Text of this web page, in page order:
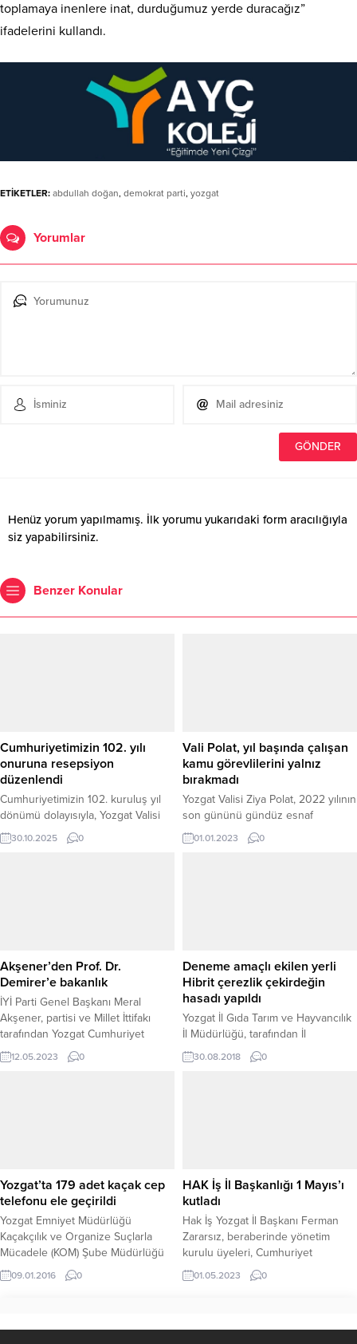
toplamaya inenlere inat, durduğumuz yerde duracağız”
ifadelerini kullandı.
ETİKETLER: abdullah doğan, demokrat parti, yozgat
Yorumlar
Henüz yorum yapılmamış. İlk yorumu yukarıdaki form aracılığıyla
siz yapabilirsiniz.
Benzer Konular
Cumhuriyetimizin 102. yılı
onuruna resepsiyon
düzenlendi
Cumhuriyetimizin 102. kuruluş yıl
dönümü dolayısıyla, Yozgat Valisi
Mehmet Ali Özkan ve eşi Arzu
Özkan Hanımefendi’nin ev
Üniversitesi Rektörü Prof. Dr. Evren
Yaşar, İl Jandarma Komutanı Kıdemli
Albay Cezmi Yalınkılıç, İl Emniyet...
30.10.2025 0
Vali Polat, yıl başında çalışan
kamu görevlilerini yalnız
bırakmadı
Yozgat Valisi Ziya Polat, 2022 yılının
son gününü gündüz esnaf
ziyaretleri ile gece ise şehrin
huzuru ve güvenliği,halkın sağlığı
01.01.2023 0
Akşener’den Prof. Dr.
Demirer’e bakanlık
İYİ Parti Genel Başkanı Meral
Akşener, partisi ve Millet İttifakı
tarafından Yozgat Cumhuriyet
Meydanında düzenlenen mitingde;
İYİ Parti Toplumsal Politikalar
12.05.2023 0
Deneme amaçlı ekilen yerli
Hibrit çerezlik çekirdeğin
hasadı yapıldı
Yozgat İl Gıda Tarım ve Hayvancılık
İl Müdürlüğü, tarafından İl
genelinde; yerli tohum kullanımı ve
ayçiçeği üretiminin artırılmasına
bilgilendirilmesi, Yerköy İlçesine
bağlı Delice köyündeki hasadı...
30.08.2018 0
Yozgat’ta 179 adet kaçak cep
telefonu ele geçirildi
Yozgat Emniyet Müdürlüğü
Kaçakçılık ve Organize Suçlarla
Mücadele (KOM) Şube Müdürlüğü
ekipleri tarafından 179 adet gümrük
kaçacağı cep telefonu ele geçirdi. İl
Müdürlüğü ekipleri yaptıkları
09.01.2016 0
HAK İş İl Başkanlığı 1 Mayıs’ı
kutladı
Hak İş Yozgat İl Başkanı Ferman
Zararsız, beraberinde yönetim
kurulu üyeleri, Cumhuriyet
Meydanında ellerinde sendika ve
Türk Bayrakları ile 1 Mayıs’ı
01.05.2023 0